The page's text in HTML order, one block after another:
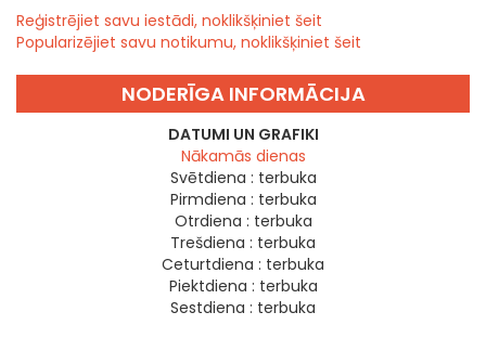
Reģistrējiet savu iestādi, noklikšķiniet šeit
Popularizējiet savu notikumu, noklikšķiniet šeit
NODERĪGA INFORMĀCIJA
DATUMI UN GRAFIKI
Nākamās dienas
Svētdiena : terbuka
Pirmdiena : terbuka
Otrdiena : terbuka
Trešdiena : terbuka
Ceturtdiena : terbuka
Piektdiena : terbuka
Sestdiena : terbuka